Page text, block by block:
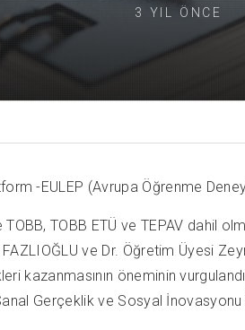
3 YIL ÖNCE
-EULEP (Avrupa Öğrenme
TOBB ETÜ ve TEPAV dahil
ve Dr. Öğretim Üyesi
öneminin
Gerçeklik ve Sosyal İnovasyonu